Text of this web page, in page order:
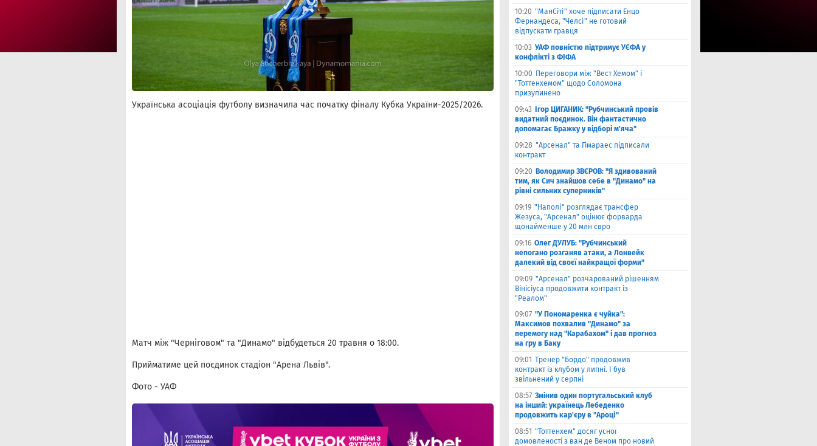
Українська асоціація футболу визначила час початку фіналу Кубка України-2025/2026.
Матч між "Черніговом" та "Динамо" відбудеться 20 травня о 18:00.
Прийматиме цей поєдинок стадіон "Арена Львів".
Фото - УАФ
10:20 "МанСіті" хоче підписати Енцо
Фернандеса, "Челсі" не готовий
відпускати гравця
10:03 УАФ повністю підтримує УЄФА у
конфлікті з ФІФА
10:00 Переговори між "Вест Хемом" і
"Тоттенхемом" щодо Соломона
призупинено
09:43
Ігор ЦИГАНИК: "Рубчинський провів
видатний поєдинок. Він фантастично
допомагає Бражку у відборі м'яча"
09:28 "Арсенал" та Гімараес підписали
контракт
09:20 Володимир ЗВЄРОВ: "Я здивований
тим, як Сич знайшов себе в "Динамо" на
рівні сильних суперників"
09:19 "Наполі" розглядає трансфер
Жезуса, "Арсенал" оцінює форварда
щонайменше у 20 млн євро
09:16 Олег ДУЛУБ: "Рубчинський
непогано розганяв атаки, а Лонвейк
далекий від своєї найкращої форми"
09:09 "Арсенал" розчарований рішенням
Вінісіуса продовжити контракт із
"Реалом"
09:07 "У Пономаренка є чуйка":
Максимов похвалив "Динамо" за
перемогу над "Карабахом" і дав прогноз
на гру в Баку
09:01 Тренер "Бордо" продовжив
контракт із клубом у липні. І був
звільнений у серпні
08:57 Змінив один португальський клуб
на інший: українець Лебеденко
продовжить кар'єру в "Ароці"
08:51 "Тоттенхем" досяг усної
домовленості з ван де Веном про новий